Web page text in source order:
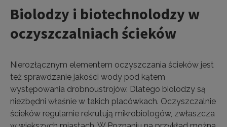
Biolodzy i biotechnolodzy w
oczyszczalniach ścieków
Nierozłącznym elementem oczyszczania ścieków jest
też sprawdzanie jakości wody pod kątem
występowania drobnoustrojów. Dlatego biolodzy są
niezbędni właśnie w takich placówkach. Oczyszczalnie
ścieków regularnie rekrutują mikrobiologów, zwłaszcza